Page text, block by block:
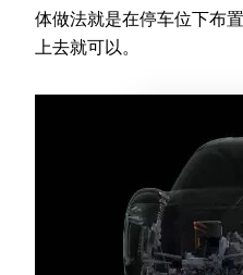
体做法就是在停车位下布
上去就可以。